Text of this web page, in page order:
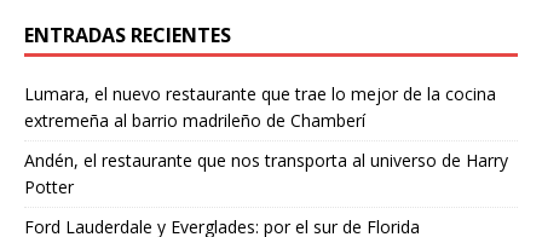
ENTRADAS RECIENTES
Lumara, el nuevo restaurante que trae lo mejor de la cocina
extremeña al barrio madrileño de Chamberí
Andén, el restaurante que nos transporta al universo de Harry
Potter
Ford Lauderdale y Everglades: por el sur de Florida